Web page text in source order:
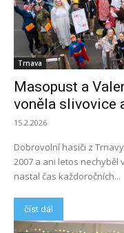
Trnava
Masopust a
voněla slivovice
15.2.2026
Dobrovolní hasiči z
2007 a ani letos nechyběl
nastal čas každoročních...
číst dál